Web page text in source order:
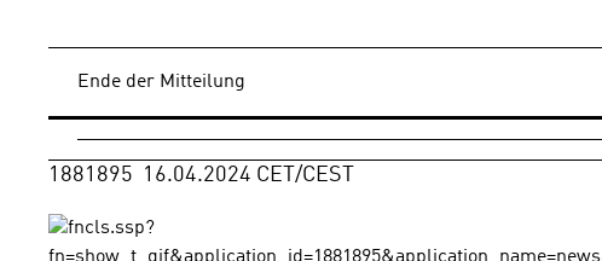
Ende der Mitteilung
1881895  16.04.2024 CET/CEST